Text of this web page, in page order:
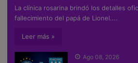
La clínica rosarina brindó los detalles
fallecimiento del papá de Lionel....
Leer más »
Ago 08, 2026